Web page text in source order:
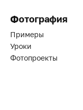
Фотография
Примеры
Уроки
Фотопроекты